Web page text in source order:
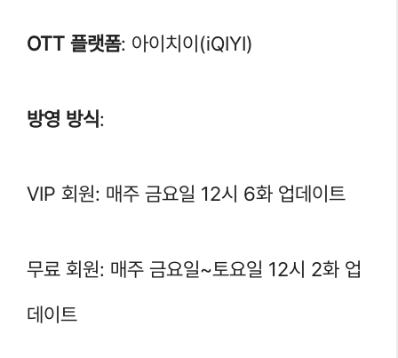
OTT 플랫폼: 아이치이(iQIYI)
방영 방식:
VIP 회원: 매주 금요일 12시 6화 업데이트
무료 회원: 매주 금요일~토요일 12시 2화 업
데이트